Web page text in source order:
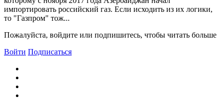
импортировать российский газ. Если исходить из их логики,
то "Газпром" тож...
Пожалуйста, войдите или подпишитесь, чтобы читать больше
Войти Подписаться